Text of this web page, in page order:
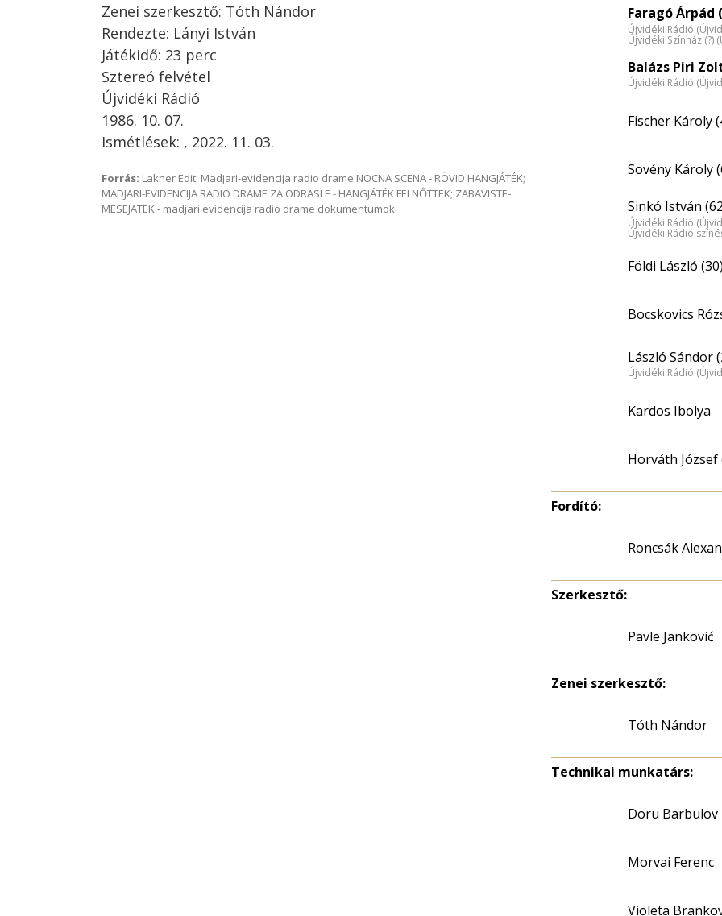
Zenei szerkesztő: Tóth Nándor
Rendezte: Lányi István
Játékidő: 23 perc
Sztereó felvétel
Újvidéki Rádió
1986. 10. 07.
Ismétlések: , 2022. 11. 03.
Forrás: Lakner Edit: Madjari-evidencija radio drame NOCNA SCENA - RÖVID HANGJÁTÉK;
MADJARI-EVIDENCIJA RADIO DRAME ZA ODRASLE - HANGJÁTÉK FELNŐTTEK; ZABAVISTE-
MESEJATEK - madjari evidencija radio drame dokumentumok
Faragó Árpád
Újvidéki Rádió
Újvidéki Színház (?)
Balázs Piri
Újvidéki Rádió
Fischer Károly
Sovény Károly
Sinkó István
Újvidéki Rádió
Újvidéki Rádió
Földi László
Bocskovics
László Sándor
Újvidéki Rádió
Kardos Ibolya
Horváth József
Fordító:
Roncsák
Szerkesztő:
Pavle Janković
Zenei szerkesztő:
Tóth Nándor
Technikai munkatárs:
Doru Barbulov
Morvai Ferenc
Violeta